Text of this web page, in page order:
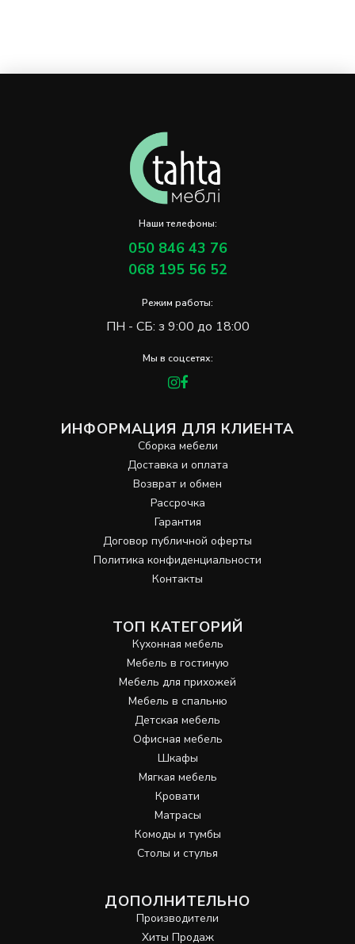
Наши телефоны:
050 846 43 76
068 195 56 52
Режим работы:
ПН - СБ: з 9:00 до 18:00
Мы в соцсетях:
ИНФОРМАЦИЯ ДЛЯ КЛИЕНТА
Сборка мебели
Доставка и оплата
Возврат и обмен
Рассрочка
Гарантия
Договор публичной оферты
Политика конфиденциальности
Контакты
ТОП КАТЕГОРИЙ
Кухонная мебель
Мебель в гостиную
Мебель для прихожей
Мебель в спальню
Детская мебель
Офисная мебель
Шкафы
Мягкая мебель
Кровати
Матрасы
Комоды и тумбы
Столы и стулья
ДОПОЛНИТЕЛЬНО
Производители
Хиты Продаж